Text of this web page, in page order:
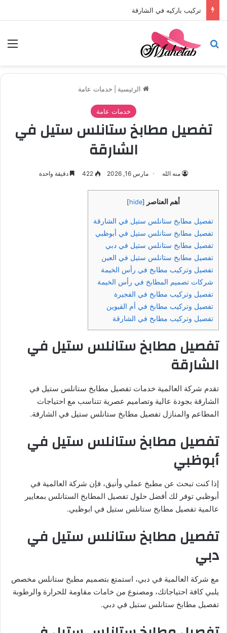
تركيب باركيه في الشارقة
بحث عن
الرئيسية خدمات عامة
خدمات عامة
تفصيل مطابخ ستانلس ستيل في
الشارقة
منه الله مارس 16, 2026 422 دقيقة واحدة
أهم العناصر [
hide
]
تفصيل مطابخ ستانلس ستيل في الشارقة
تفصيل مطابخ ستانلس ستيل في أبوظبي
تفصيل مطابخ ستانلس ستيل في دبي
تفصيل مطابخ ستانلس ستيل في العين
تفصيل وتركيب مطابخ في رأس الخيمة
شركات تصميم المطابخ في رأس الخيمة
تفصيل وتركيب مطابخ في الفجيرة
تفصيل وتركيب مطابخ في أم القيوين
تفصيل وتركيب مطابخ في الشارقة
تفصيل مطابخ ستانلس ستيل في
الشارقة
تقدم شركة العالمية خدمات تفصيل مطابخ ستانلس ستيل في
الشارقة بجودة عالية وتصاميم عصرية تتناسب مع احتياجات
المطاعم والمنازل تفصيل مطابخ ستانلس ستيل في الشارقة.
تفصيل مطابخ ستانلس ستيل في
أبوظبي
إذا كنت تبحث عن مطبخ عملي وأنيق، فإن شركة العالمية في
أبوظبي توفر لك أفضل حلول تفصيل المطابخ الستانلس بمعايير
عالمية تفصيل مطابخ ستانلس ستيل في ابوظبي.
تفصيل مطابخ ستانلس ستيل في
دبي
مع شركة العالمية في دبي، استمتع بتصميم مطبخ ستانلس مخصص
يلبي كافة احتياجاتك، ومصنوع من خامات مقاومة للحرارة والرطوبة
تفصيل مطابخ ستانلس ستيل في دبي.